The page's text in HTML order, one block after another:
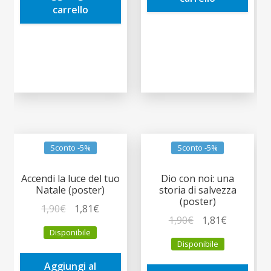
carrello
Sconto -5%
Accendi la luce del tuo
Natale (poster)
1,90€
prezzo
originale
era:
1,81€
è:
Disponibile
Aggiungi al
Sconto -5%
Dio con noi: una
storia di salvezza
(poster)
1,90€
prezzo
originale
era:
1,81€Il
è:
Disponibile